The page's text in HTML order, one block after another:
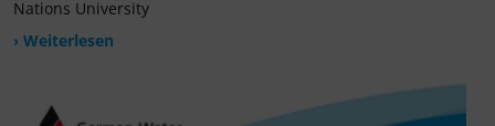
Nations University
› Weiterlesen